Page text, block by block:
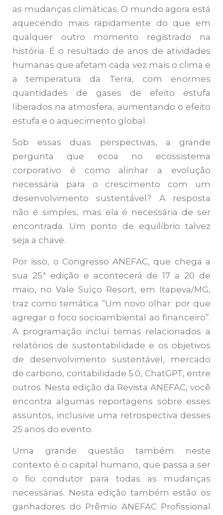
as mudanças climáticas. O mundo agora está
aquecendo mais rapidamente do que em
qualquer outro momento registrado na
história. É o resultado de anos de atividades
humanas que afetam cada vez mais o clima e
a temperatura da Terra, com enormes
quantidades de gases de efeito estufa
liberados na atmosfera, aumentando o efeito
estufa e o aquecimento global.
Sob essas duas perspectivas, a grande
pergunta que ecoa no ecossistema
corporativo é como alinhar a evolução
necessária para o crescimento com um
desenvolvimento sustentável? A resposta
não é simples, mas ela é necessária de ser
encontrada. Um ponto de equilíbrio talvez
seja a chave.
Por isso, o Congresso ANEFAC, que chega a
sua 25ª edição e acontecerá de 17 a 20 de
maio, no Vale Suíço Resort, em Itapeva/MG,
traz como temática “Um novo olhar: por que
agregar o foco socioambiental ao financeiro”.
A programação inclui temas relacionados a
relatórios de sustentabilidade e os objetivos
de desenvolvimento sustentável, mercado
de carbono, contabilidade 5.0, ChatGPT, entre
outros. Nesta edição da Revista ANEFAC, você
encontra algumas reportagens sobre esses
assuntos, inclusive uma retrospectiva desses
25 anos do evento.
Uma grande questão também neste
contexto é o capital humano, que passa a ser
o fio condutor para todas as mudanças
necessárias. Nesta edição também estão os
ganhadores do Prêmio ANEFAC Profissional